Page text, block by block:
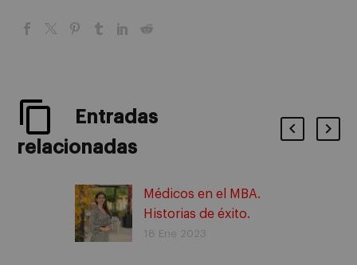
Entradas
relacionadas
Médicos en el MBA.
Historias de éxito.
18 Ene 2023